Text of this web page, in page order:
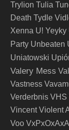
Trylion Tulia
Death Tydle
Xenna U! Yeyky
Party Unbeaten
Uniatowski
Valery Mess
Vastness
Verderbnis VHS
Vincent Violent
Voo